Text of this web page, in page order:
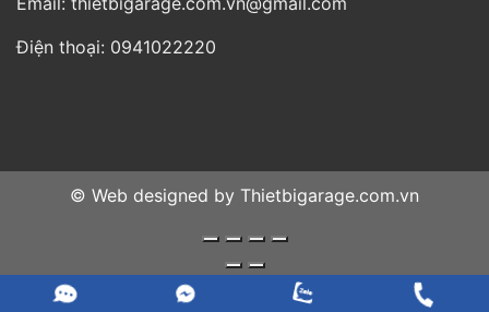
Điện thoại: 0941022220
© Web designed by Thietbigarage.com.vn